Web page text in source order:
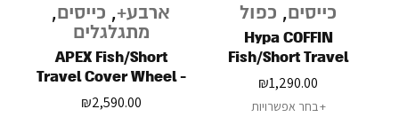
כייסים, כפול
Hypa COFFIN
Fish/Short Travel
Cover - 2 Board
₪1,290.00
בחר אפשרויות
ארבע+, כייסים,
מתגלגלים
APEX Fish/Short
Travel Cover Wheel -
4 Board
₪2,590.00